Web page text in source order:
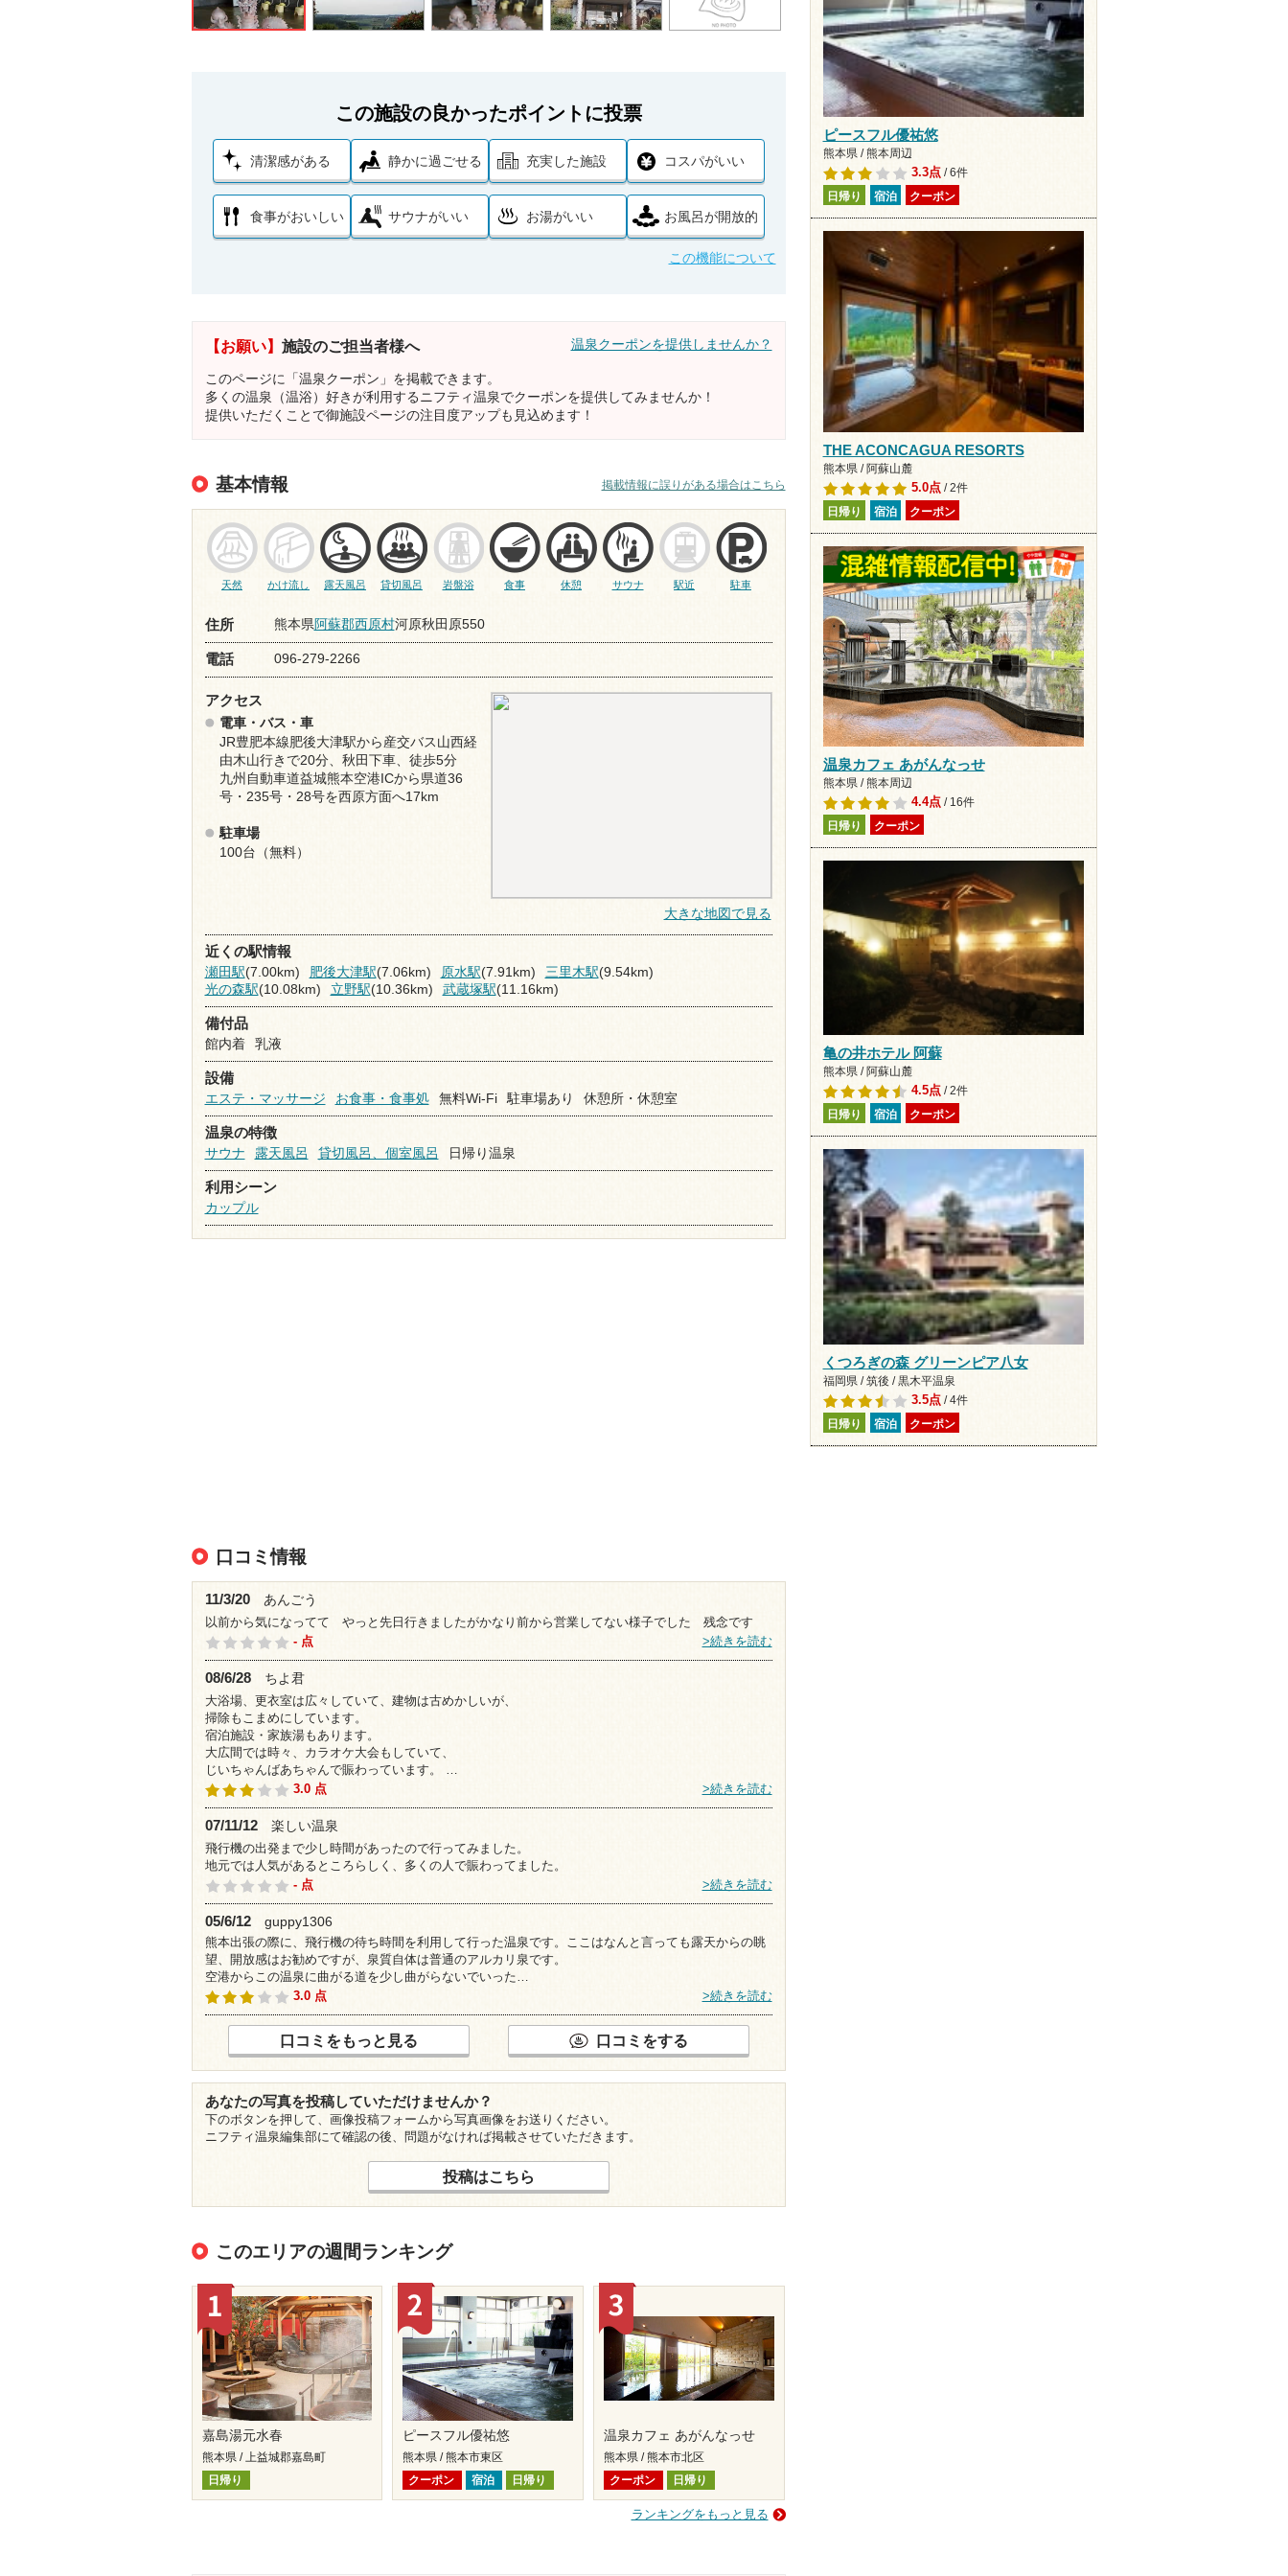
この施設の良かったポイントに投票
清潔感がある 静かに過ごせる 充実した施設 コスパがいい
食事がおいしい サウナがいい お湯がいい お風呂が開放的
この機能について
【お願い】 施設のご担当者様へ 温泉クーポンを提供しませんか？
このページに「温泉クーポン」を掲載できます。
多くの温泉（温浴）好きが利用するニフティ温泉でクーポンを提供してみませんか！
提供いただくことで御施設ページの注目度アップも見込めます！
基本情報 掲載情報に誤りがある場合はこちら
天然 かけ流し 露天風呂 貸切風呂 岩盤浴 食事 休憩 サウナ 駅近 駐車
住所 熊本県阿蘇郡西原村河原秋田原550
電話 096-279-2266
アクセス
電車・バス・車
JR豊肥本線肥後大津駅から産交バス山西経
由木山行きで20分、秋田下車、徒歩5分
九州自動車道益城熊本空港ICから県道36
号・235号・28号を西原方面へ17km
駐車場
100台（無料）
大きな地図で見る
近くの駅情報
瀬田駅(7.00km) 肥後大津駅(7.06km) 原水駅(7.91km) 三里木駅(9.54km)
光の森駅(10.08km) 立野駅(10.36km) 武蔵塚駅(11.16km)
備付品
館内着
乳液
設備
エステ・マッサージ
お食事・食事処 無料Wi-Fi 駐車場あり 休憩所・休憩室
温泉の特徴
サウナ
露天風呂 貸切風呂、個室風呂 日帰り温泉
利用シーン
カップル
口コミ情報
11/3/20 あんごう
以前から気になってて やっと先日行きましたがかなり前から営業してない様子でした 残念です
- 点
>続きを読む
08/6/28 ちよ君
大浴場、更衣室は広々していて、建物は古めかしいが、
掃除もこまめにしています。
宿泊施設・家族湯もあります。
大広間では時々、カラオケ大会もしていて、
じいちゃんばあちゃんで賑わっています。 …
3.0 点
>続きを読む
07/11/12 楽しい温泉
飛行機の出発まで少し時間があったので行ってみました。
地元では人気があるところらしく、多くの人で賑わってました。
- 点
>続きを読む
05/6/12 guppy1306
熊本出張の際に、飛行機の待ち時間を利用して行った温泉です。ここはなんと言っても露天からの眺
望、開放感はお勧めですが、泉質自体は普通のアルカリ泉です。
空港からこの温泉に曲がる道を少し曲がらないでいった…
3.0 点
>続きを読む
口コミをもっと見る 口コミをする
あなたの写真を投稿していただけませんか？
下のボタンを押して、画像投稿フォームから写真画像をお送りください。
ニフティ温泉編集部にて確認の後、問題がなければ掲載させていただきます。
投稿はこちら
このエリアの週間ランキング
嘉島湯元水春
熊本県 / 上益城郡嘉島町
日帰り
ピースフル優祐悠
熊本県 / 熊本市東区
クーポン
宿泊 日帰り
温泉カフェ あがんなっせ
熊本県 / 熊本市北区
クーポン
日帰り
ランキングをもっと見る
ピースフル優祐悠
熊本県 / 熊本周辺
3.3点/ 6件
日帰り 宿泊 クーポン
THE ACONCAGUA RESORTS
熊本県 / 阿蘇山麓
5.0点/ 2件
日帰り 宿泊 クーポン
温泉カフェ あがんなっせ
熊本県 / 熊本周辺
4.4点/ 16件
日帰り クーポン
亀の井ホテル 阿蘇
熊本県 / 阿蘇山麓
4.5点/ 2件
日帰り 宿泊 クーポン
くつろぎの森 グリーンピア八女
福岡県 / 筑後 / 黒木平温泉
3.5点/ 4件
日帰り 宿泊 クーポン